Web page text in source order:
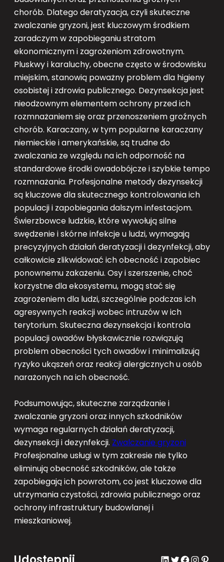
chorób. Dlatego deratyzacja, czyli skuteczne
zwalczanie gryzoni, jest kluczowym środkiem
zaradczym w zapobieganiu stratom
ekonomicznym i zagrożeniom zdrowotnym.
Pluskwy i karaluchy, obecne często w środowisku
miejskim, stanowią poważny problem dla higieny
osobistej i zdrowia publicznego. Dezynsekcja jest
nieodzownym elementem ochrony przed ich
rozmnażaniem się oraz przenoszeniem groźnych
chorób. Karaczany, w tym popularne karaczany
niemieckie i amerykańskie, są trudne do
zwalczania ze względu na ich odporność na
standardowe środki owadobójcze i szybkie tempo
rozmnażania. Profesjonalne metody dezynsekcji
są kluczowe dla skutecznego kontrolowania ich
populacji i zapobiegania dalszym infestacjom.
Świerzbowce ludzkie, które wywołują silne
swędzenie i skórne infekcje u ludzi, wymagają
precyzyjnych działań deratyzacji i dezynfekcji, aby
całkowicie zlikwidować ich obecność i zapobiec
ponownemu zakażeniu. Osy i szerszenie, choć
korzystne dla ekosystemu, mogą stać się
zagrożeniem dla ludzi, szczególnie podczas ich
agresywnych reakcji wobec intruzów w ich
terytorium. Skuteczna dezynsekcja i kontrola
populacji owadów błyskawicznie rozwiązują
problem obecności tych owadów i minimalizują
ryzyko ukąszeń oraz reakcji alergicznych u osób
narażonych na ich obecność.
Podsumowując, skuteczne zarządzanie i
zwalczanie gryzoni oraz innych szkodników
wymaga regularnych działań deratyzacji,
dezynsekcji i dezynfekcji. Zwalczanie gryzoni
Profesjonalne usługi w tym zakresie nie tylko
eliminują obecność szkodników, ale także
zapobiegają ich powrotom, co jest kluczowe dla
utrzymania czystości, zdrowia publicznego oraz
ochrony infrastruktury budowlanej i
mieszkaniowej.
LinkedIn Twitter Facebook Instagram Pinterest